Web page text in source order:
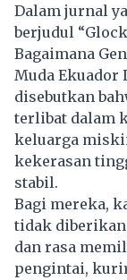
Dalam jurnal
berjudul
Bagaimana
Muda Ekuador
disebutkan
terlibat dalam
keluarga
kekerasan
stabil.
Bagi mereka,
tidak diberikan
dan rasa
pengintai,